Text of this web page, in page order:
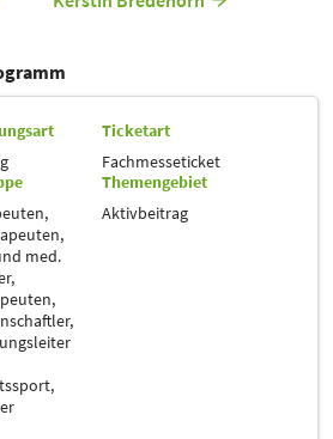
Ticketart
Fachmesseticket
med.
Themengebiet
Aktivbeitrag